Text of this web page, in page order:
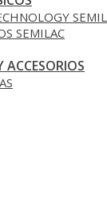
SEMILAC
ACCESORIOS